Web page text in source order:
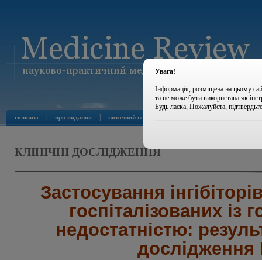
головна про видання поточний номер
КЛІНІЧНІ ДОСЛІДЖЕННЯ
Застосування
госпіталізованих
недостатністю:
дослідження
Увага!
Інформація, розміщена на цьому
та не може бути використана як
Будь ласка, Пожалуйста,